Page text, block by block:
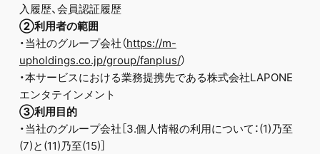
入履歴、会員認証履歴
②利用者の範囲
・当社のグループ会社（https://m-
upholdings.co.jp/group/fanplus/）
・本サービスにおける業務提携先である株式会社LAPONE
エンタテインメント
③利用目的
・当社のグループ会社［3.個人情報の利用について：(1)乃至
(7)と(11)乃至(15)］